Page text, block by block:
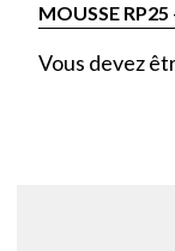
MOUSSE
Vous devez